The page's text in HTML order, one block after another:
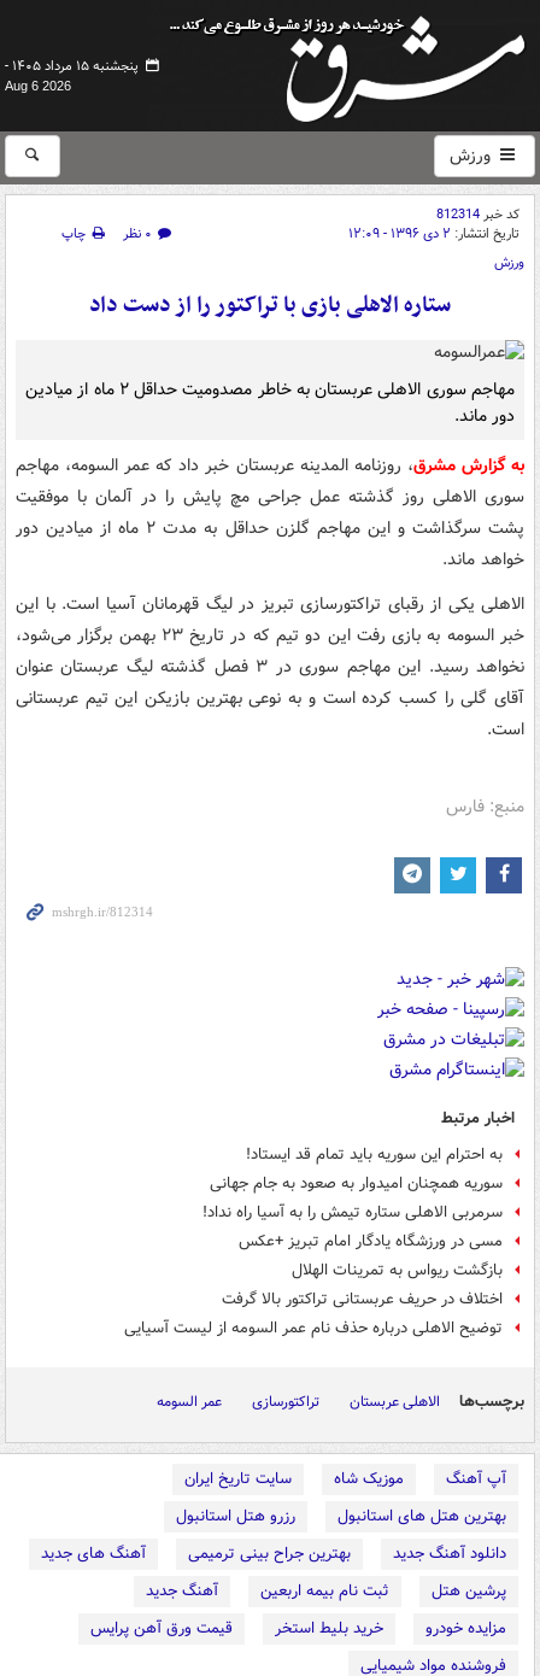
پنجشنبه ۱۵ مرداد ۱۴۰۵ -
Aug 6 2026
ورزش
کد خبر812314
تاریخ انتشار: ۲ دی ۱۳۹۶ - ۱۲:۰۹ ۰ نظر
چاپ
ورزش
ستاره الاهلی بازی با تراکتور را از دست داد
مهاجم سوری الاهلی عربستان به خاطر مصدومیت حداقل ۲ ماه از میادین
دور ماند.
به گزارش مشرق، روزنامه المدینه عربستان خبر داد که عمر السومه، مهاجم
سوری الاهلی روز گذشته عمل جراحی مچ پایش را در آلمان با موفقیت
پشت سرگذاشت و این مهاجم گلزن حداقل به مدت ۲ ماه از میادین دور
خواهد ماند.
الاهلی یکی از رقبای تراکتورسازی تبریز در لیگ قهرمانان آسیا است. با این
خبر السومه به بازی رفت این دو تیم که در تاریخ ۲۳ بهمن برگزار می‌شود،
نخواهد رسید. این مهاجم سوری در ۳ فصل گذشته لیگ عربستان عنوان
آقای گلی را کسب کرده است و به نوعی بهترین بازیکن این تیم عربستانی
است.
منبع: فارس
اخبار مرتبط
به احترام این سوریه باید تمام قد ایستاد!
سوریه همچنان امیدوار به صعود به جام جهانی
سرمربی الاهلی ستاره تیمش را به آسیا راه نداد!
مسی در ورزشگاه یادگار امام تبریز +عکس
بازگشت ریواس به تمرینات الهلال
اختلاف در حریف عربستانی تراکتور بالا گرفت
توضیح الاهلی درباره حذف نام عمر السومه از لیست آسیایی
برچسب‌ها الاهلی عربستان تراکتورسازی عمر السومه
آپ آهنگ موزیک شاه
سایت تاریخ ایران
بهترین هتل های استانبول
رزرو هتل استانبول
دانلود آهنگ جدید
بهترین جراح بینی ترمیمی
آهنگ های جدید
پرشین هتل
ثبت نام بیمه اربعین
آهنگ جدید
مزایده خودرو
خرید بلیط استخر
قیمت ورق آهن پرایس
فروشنده مواد شیمیایی